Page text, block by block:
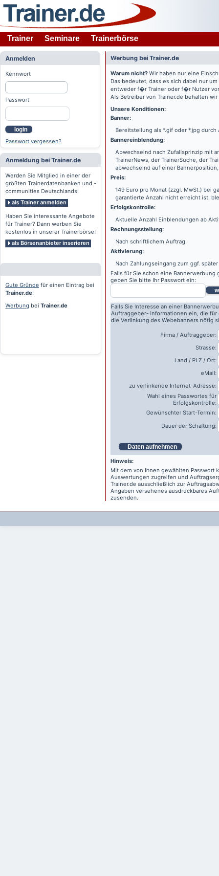
Trainer Seminare Trainerbörse
Anmelden
Kennwort
Passwort
login
Passwort vergessen?
Anmeldung bei Trainer.de
Werden Sie Mitglied in einer der
größten Trainerdatenbanken und -
communities Deutschlands!
als Trainer anmelden
Haben Sie interessante Angebote
für Trainer? Dann werben Sie
kostenlos in unserer Trainerbörse!
als Börsenanbieter inserieren
Gute Gründe für einen Eintrag bei
Trainer.de!
Werbung bei Trainer.de
Werbung bei Trainer.de
Warum nicht? Wir haben nur eine
Das bedeutet, dass es sich dabei nur
entweder f�r Trainer oder f�r Nutzer
Als Betreiber von Trainer.de behalten
Unsere Konditionen:
Banner:
Bereitstellung als *.gif oder *.jpg durch
Bannereinblendung:
Abwechselnd nach Zufallsprinzip mit
TrainerNews, der TrainerSuche, der
abwechselnd auf einer
Preis:
149 Euro pro Monat (zzgl. MwSt.) bei
garantierte Anzahl nicht erreicht ist,
Erfolgskontrolle:
Aktuelle Anzahl Einblendungen ab
Rechnungsstellung:
Nach schriftlichem Auftrag.
Aktivierung:
Nach Zahlungseingang zum ggf.
Falls für Sie schon eine Bannerwerbung
geben Sie bitte Ihr Passwort ein:
Falls Sie Interesse an einer
Auftraggeber- informationen ein, die
die Verlinkung des Webebanners nötig
Firma / Auftraggeber:
Strasse:
Land / PLZ / Ort:
eMail:
zu verlinkende Internet-Adresse:
Wahl eines Passwortes für
Erfolgskontrolle:
Gewünschter Start-Termin:
Dauer der Schaltung:
Daten aufnehmen
Hinweis:
Mit dem von Ihnen gewählten Passwort
Auswertungen zugreifen und
Trainer.de ausschließlich zur
Angaben versehenes ausdruckbares
zusenden.